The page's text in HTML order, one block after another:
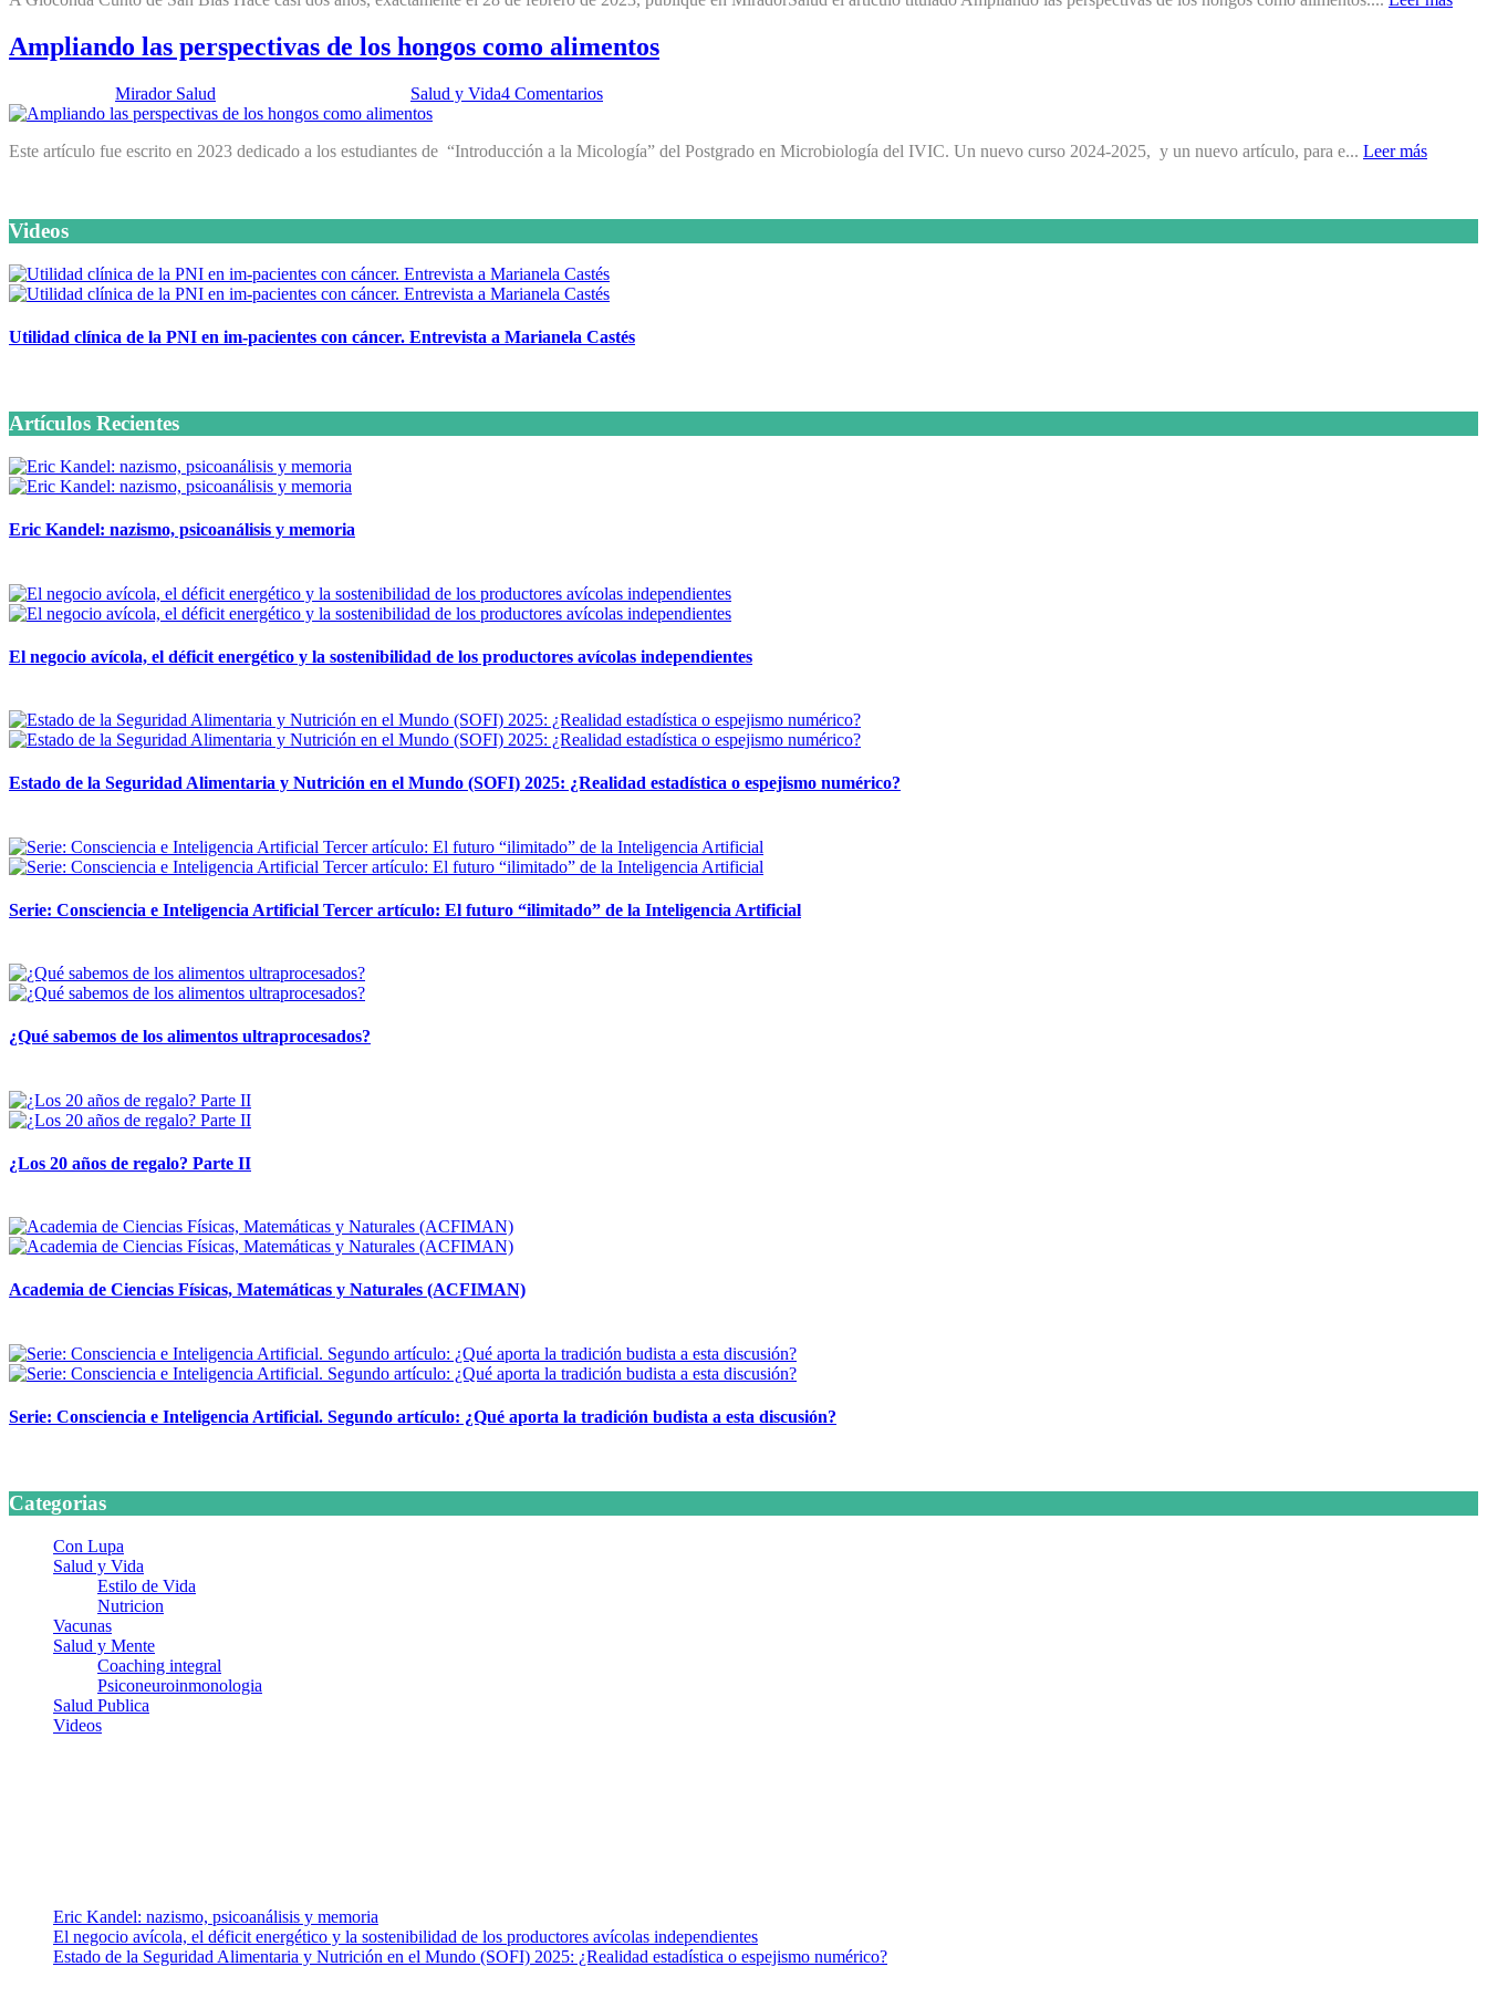
Ampliando las perspectivas de los hongos como alimentos
Mirador Salud Salud y Vida4 Comentarios
Este artículo fue escrito en 2023 dedicado a los estudiantes de “Introducción a la Micología” del Postgrado en Microbiología del IVIC. Un nuevo curso 2024-2025, y un nuevo artículo, para e... Leer más
Videos
Utilidad clínica de la PNI en im-pacientes con cáncer. Entrevista a Marianela Castés
Artículos Recientes
Eric Kandel: nazismo, psicoanálisis y memoria
El negocio avícola, el déficit energético y la sostenibilidad de los productores avícolas independientes
Estado de la Seguridad Alimentaria y Nutrición en el Mundo (SOFI) 2025: ¿Realidad estadística o espejismo numérico?
Serie: Consciencia e Inteligencia Artificial Tercer artículo: El futuro “ilimitado” de la Inteligencia Artificial
¿Qué sabemos de los alimentos ultraprocesados?
¿Los 20 años de regalo? Parte II
Academia de Ciencias Físicas, Matemáticas y Naturales (ACFIMAN)
Serie: Consciencia e Inteligencia Artificial. Segundo artículo: ¿Qué aporta la tradición budista a esta discusión?
Categorias
Con Lupa
Salud y Vida
Estilo de Vida
Nutricion
Vacunas
Salud y Mente
Coaching integral
Psiconeuroinmonologia
Salud Publica
Videos
Eric Kandel: nazismo, psicoanálisis y memoria
El negocio avícola, el déficit energético y la sostenibilidad de los productores avícolas independientes
Estado de la Seguridad Alimentaria y Nutrición en el Mundo (SOFI) 2025: ¿Realidad estadística o espejismo numérico?